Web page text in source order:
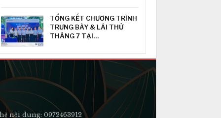
TỔNG KẾT CHƯƠNG TRÌNH
TRƯNG BÀY & LÁI THỬ
THÁNG 7 TẠI…
nội dung: 0972463912